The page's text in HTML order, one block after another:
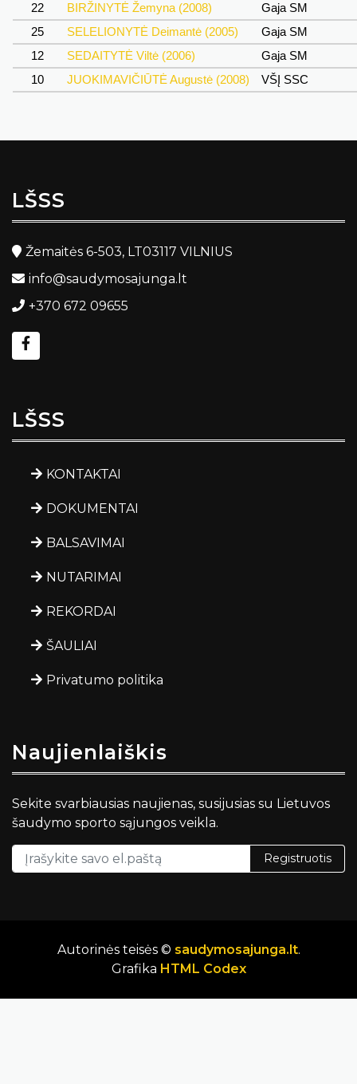
22
BIRŽINYTĖ Žemyna (2008)
Gaja SM
25
SELELIONYTĖ Deimantė (2005)
Gaja SM
12
SEDAITYTĖ Viltė (2006)
Gaja SM
10
JUOKIMAVIČIŪTĖ Augustė (2008) VŠĮ SSC
LŠSS
Žemaitės 6-503, LT03117 VILNIUS
info@saudymosajunga.lt
+370 672 09655
LŠSS
KONTAKTAI
DOKUMENTAI
BALSAVIMAI
NUTARIMAI
REKORDAI
ŠAULIAI
Privatumo politika
Naujienlaiškis
Sekite svarbiausias naujienas, susijusias su Lietuvos
šaudymo sporto sąjungos veikla.
Registruotis
Autorinės teisės © saudymosajunga.lt.
Grafika HTML Codex